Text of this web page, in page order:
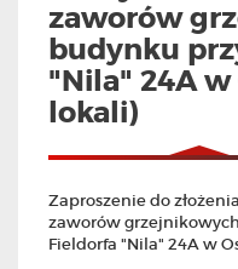
zaworów
budynku
"Nila" 24A w
lokali)
Zaproszenie do
zaworów
Fieldorfa "Nila" 24A w